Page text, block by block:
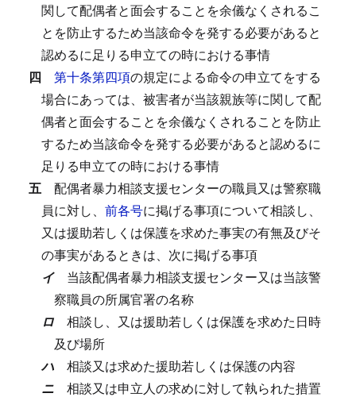
関して配偶者と面会することを余儀なくされるこ
とを防止するため当該命令を発する必要があると
認めるに足りる申立ての時における事情
四 第十条第四項の規定による命令の申立てをする
場合にあっては、被害者が当該親族等に関して配
偶者と面会することを余儀なくされることを防止
するため当該命令を発する必要があると認めるに
足りる申立ての時における事情
五 配偶者暴力相談支援センターの職員又は警察職
員に対し、 前各号に掲げる事項について相談し、
又は援助若しくは保護を求めた事実の有無及びそ
の事実があるときは、次に掲げる事項
イ 当該配偶者暴力相談支援センター又は当該警
察職員の所属官署の名称
ロ 相談し、又は援助若しくは保護を求めた日時
及び場所
ハ 相談又は求めた援助若しくは保護の内容
ニ 相談又は申立人の求めに対して執られた措置